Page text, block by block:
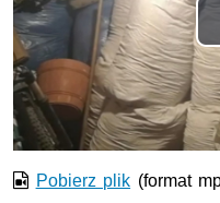
Pobierz plik (format